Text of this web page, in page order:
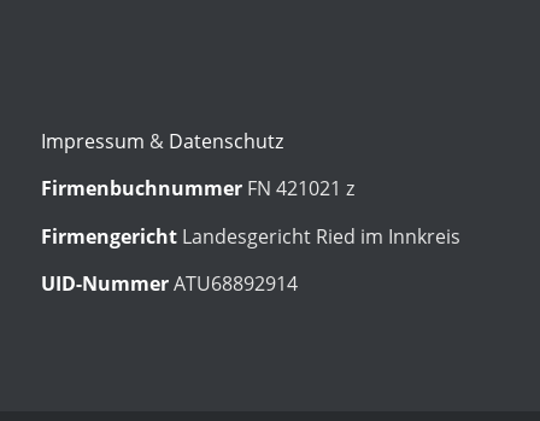
Impressum & Datenschutz
Firmenbuchnummer FN 421021 z
Firmengericht Landesgericht Ried im Innkreis
UID-NummerATU68892914